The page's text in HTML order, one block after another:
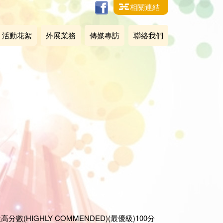
相關連結
活動花絮 外展業務 傳媒專訪 聯絡我們
分數(HIGHLY COMMENDED)(最優級)100分